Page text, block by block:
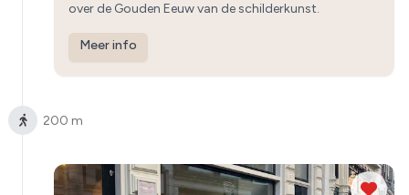
over de Gouden Eeuw van de schilderkunst.
Meer info
200 m